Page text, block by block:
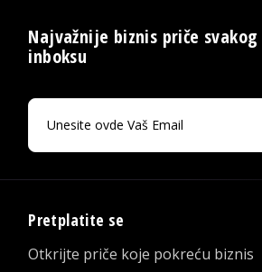
Najvažnije biznis priče svakog
inboksu
Pretplatite se
Otkrijte priče koje pokreću biznis